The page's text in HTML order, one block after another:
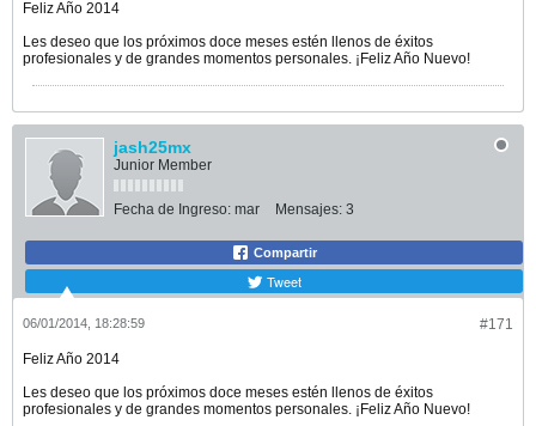
Feliz Año 2014
Les deseo que los próximos doce meses estén llenos de éxitos
profesionales y de grandes momentos personales. ¡Feliz Año Nuevo!
jash25mx
Junior Member
Fecha de Ingreso: mar Mensajes: 3
Compartir
Tweet
#171
06/01/2014, 18:28:59
Feliz Año 2014
Les deseo que los próximos doce meses estén llenos de éxitos
profesionales y de grandes momentos personales. ¡Feliz Año Nuevo!